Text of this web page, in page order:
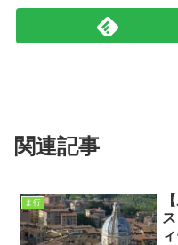
関連記事
ま行